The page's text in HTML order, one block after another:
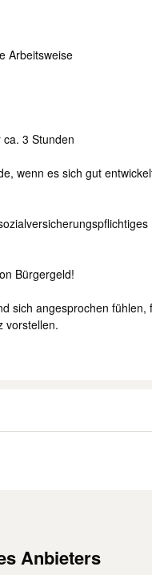
Arbeitsweise
3 Stunden
wenn es sich gut
Bürgergeld!
sich angesprochen
vorstellen.
Anbieters